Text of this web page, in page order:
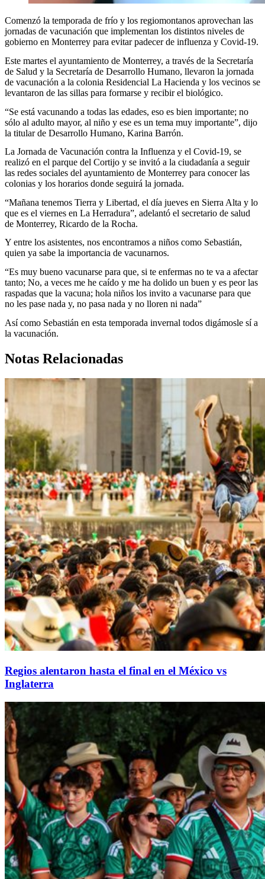
Comenzó la temporada de frío y los regiomontanos aprovechan las
jornadas de vacunación que implementan los distintos niveles de
gobierno en Monterrey para evitar padecer de influenza y Covid-19.
Este martes el ayuntamiento de Monterrey, a través de la Secretaría
de Salud y la Secretaría de Desarrollo Humano, llevaron la jornada
de vacunación a la colonia Residencial La Hacienda y los vecinos se
levantaron de las sillas para formarse y recibir el biológico.
“Se está vacunando a todas las edades, eso es bien importante; no
sólo al adulto mayor, al niño y ese es un tema muy importante”, dijo
la titular de Desarrollo Humano, Karina Barrón.
La Jornada de Vacunación contra la Influenza y el Covid-19, se
realizó en el parque del Cortijo y se invitó a la ciudadanía a seguir
las redes sociales del ayuntamiento de Monterrey para conocer las
colonias y los horarios donde seguirá la jornada.
“Mañana tenemos Tierra y Libertad, el día jueves en Sierra Alta y lo
que es el viernes en La Herradura”, adelantó el secretario de salud
de Monterrey, Ricardo de la Rocha.
Y entre los asistentes, nos encontramos a niños como Sebastián,
quien ya sabe la importancia de vacunarnos.
“Es muy bueno vacunarse para que, si te enfermas no te va a afectar
tanto; No, a veces me he caído y me ha dolido un buen y es peor las
raspadas que la vacuna; hola niños los invito a vacunarse para que
no les pase nada y, no pasa nada y no lloren ni nada”
Así como Sebastián en esta temporada invernal todos digámosle sí a
la vacunación.
Notas Relacionadas
Regios alentaron hasta el final en el México vs
Inglaterra